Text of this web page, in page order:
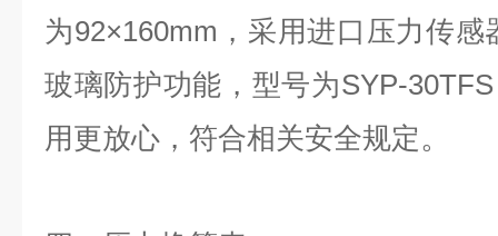
为92×160mm， 采用进口压力传感
玻璃防护功能， 型号为SYP-
用更放心，符合相关安全规定 。